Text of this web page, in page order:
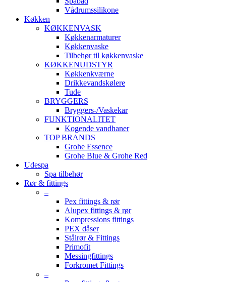
Vådrumssilikone
Køkken
KØKKENVASK
Køkkenarmaturer
Køkkenvaske
Tilbehør til køkkenvaske
KØKKENUDSTYR
Køkkenkværne
Drikkevandskølere
Tude
BRYGGERS
Bryggers-/Vaskekar
FUNKTIONALITET
Kogende vandhaner
TOP BRANDS
Grohe Essence
Grohe Blue & Grohe Red
Udespa
Spa tilbehør
Rør & fittings
–
Pex fittings & rør
Alupex fittings & rør
Kompressions fittings
PEX dåser
Stålrør & Fittings
Primofit
Messingfittings
Forkromet Fittings
–